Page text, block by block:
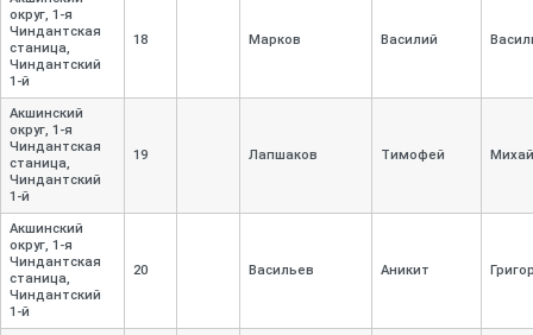
округ, 1-я
Чиндантская
станица,
Чиндантский
1-й
18 Марков Василий
Акшинский
округ, 1-я
Чиндантская
станица,
Чиндантский
1-й
19 Лапшаков Тимофей
Акшинский
округ, 1-я
Чиндантская
станица,
Чиндантский
1-й
20 Васильев Аникит